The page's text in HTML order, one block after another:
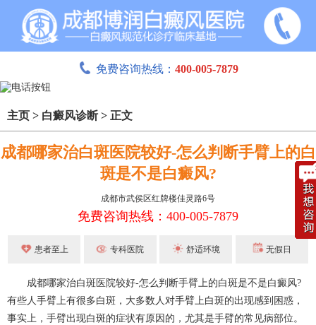
免费咨询热线： 400-005-7879
主页 > 白癜风诊断 > 正文
成都哪家治白斑医院较好-怎么判断手臂上的白
斑是不是白癜风?
成都市武侯区红牌楼佳灵路6号
免费咨询热线：400-005-7879
患者至上 专科医院 舒适环境 无假日
成都哪家治白斑医院较好-怎么判断手臂上的白斑是不是白癜风?
有些人手臂上有很多白斑，大多数人对手臂上白斑的出现感到困惑，
事实上，手臂出现白斑的症状有原因的，尤其是手臂的常见病部位。